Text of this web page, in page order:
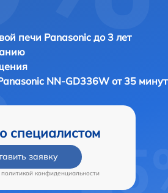
печи Panasonic до 3 лет
NN-GD336W от 35 минут
специалистом
заявку
политикой конфиденциальности